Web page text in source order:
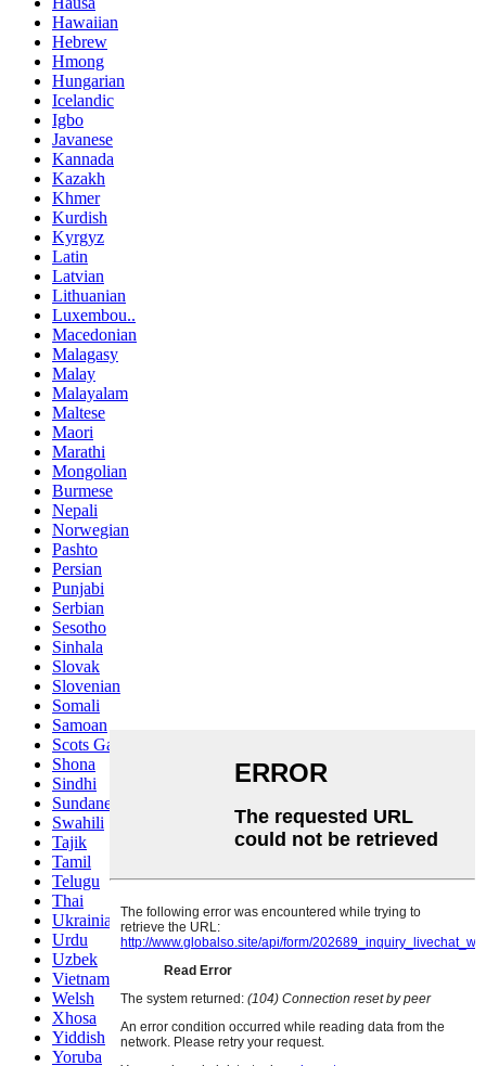
Hawaiian
Hebrew
Hmong
Hungarian
Icelandic
Igbo
Javanese
Kannada
Kazakh
Khmer
Kurdish
Kyrgyz
Latin
Latvian
Lithuanian
Luxembou..
Macedonian
Malagasy
Malay
Malayalam
Maltese
Maori
Marathi
Mongolian
Burmese
Nepali
Norwegian
Pashto
Persian
Punjabi
Serbian
Sesotho
Sinhala
Slovak
Slovenian
Somali
Samoan
Scots Gaelic
Shona
Sindhi
Sundanese
Swahili
Tajik
Tamil
Telugu
Thai
Ukrainian
Urdu
Uzbek
Vietnamese
Welsh
Xhosa
Yiddish
Yoruba